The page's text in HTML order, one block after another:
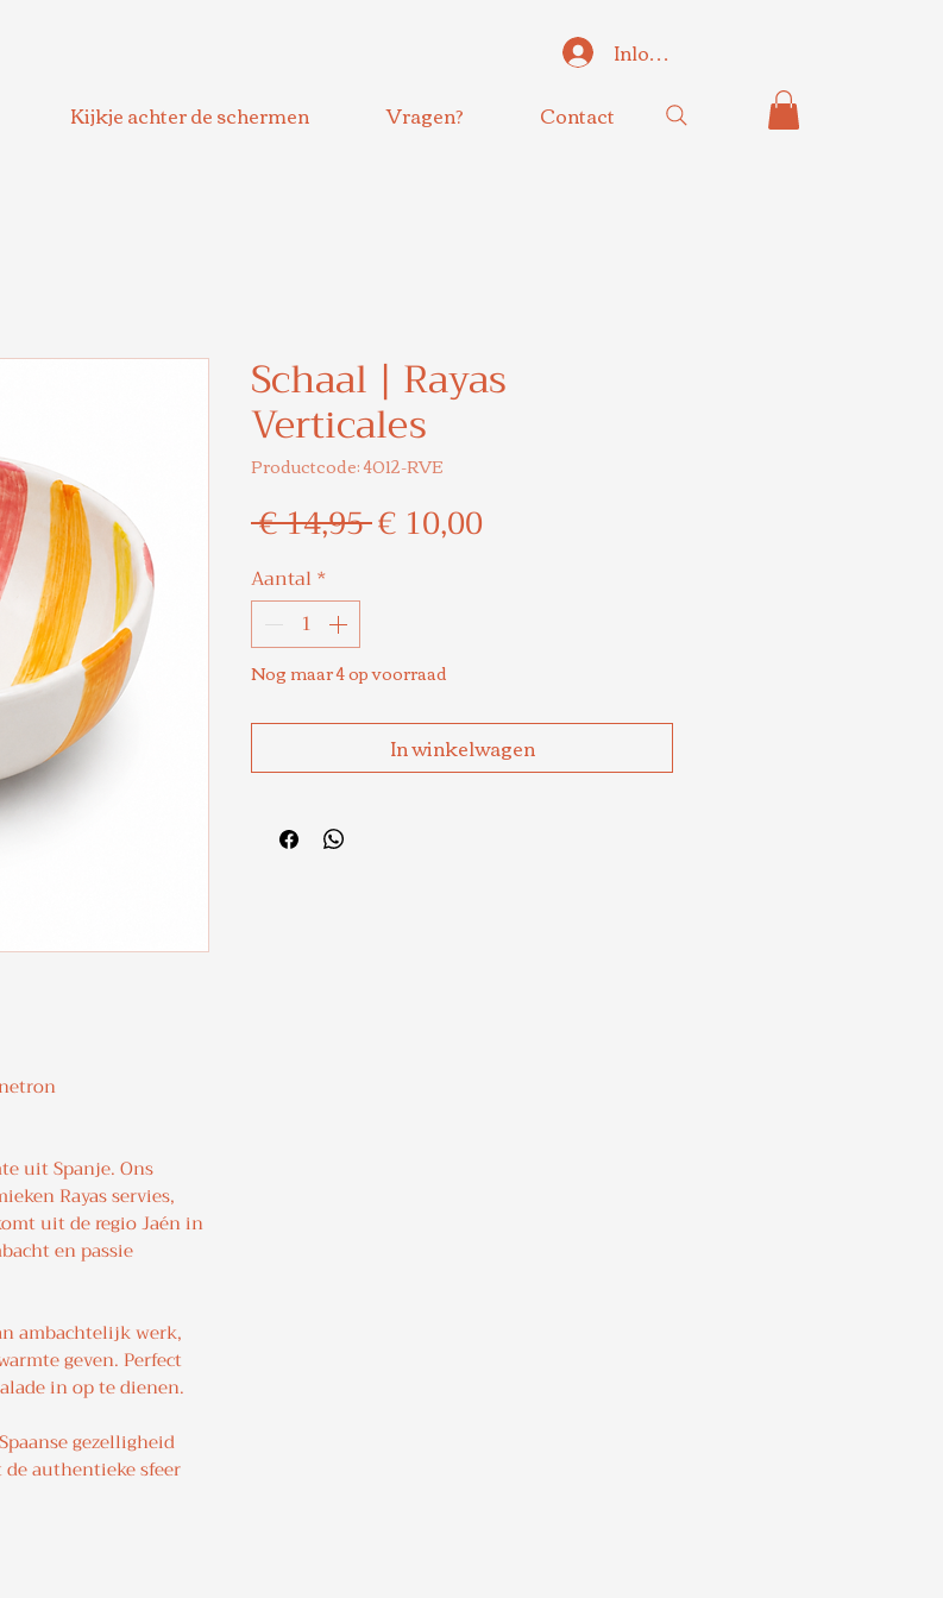
Inloggen
Kijkje achter de schermen Vragen? Contact
uit Spanje. Ons
Rayas servies,
uit de regio Jaén in
en passie
ambachtelijk werk,
geven. Perfect
in op te dienen.
gezelligheid
authentieke sfeer
Schaal | Rayas
Verticales
Productcode: 4012-RVE
€ 14,95 Normale
€ 10,00
Aantal *
Nog maar 4 op voorraad
In winkelwagen